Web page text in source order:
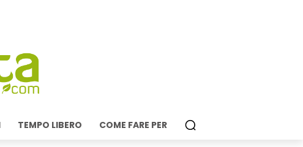
TEMPO LIBERO COME FARE PER